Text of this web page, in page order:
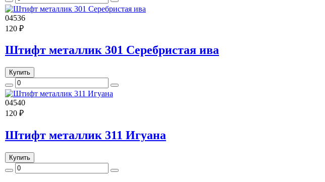
04536
120 ₽
Штифт металлик 301 Серебристая ива
Купить
04540
120 ₽
Штифт металлик 311 Игуана
Купить